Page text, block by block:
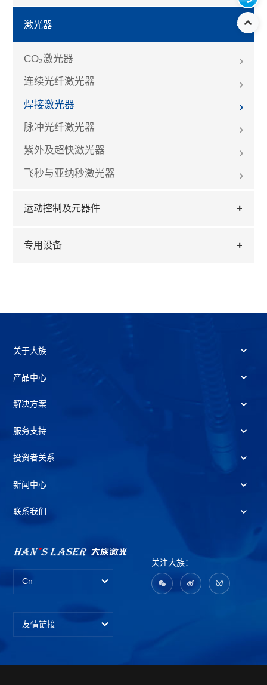
激光器
CO₂激光器
连续光纤激光器
焊接激光器
脉冲光纤激光器
紫外及超快激光器
飞秒与亚纳秒激光器
运动控制及元器件
专用设备
Cn
关注大族：
友情链接
关于大族
产品中心
解决方案
服务支持
投资者关系
新闻中心
联系我们